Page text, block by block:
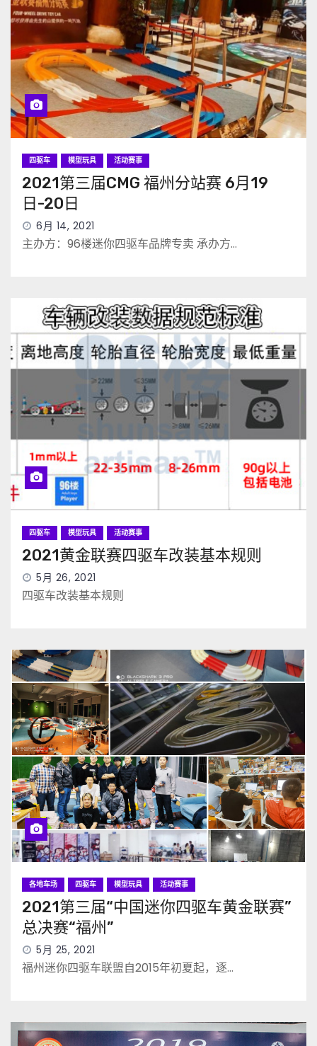
四驱车 模型玩具 活动赛事
2021第三届CMG 福州分站赛 6月19
日-20日
6月 14, 2021
主办方：96楼迷你四驱车品牌专卖 承办方…
四驱车 模型玩具 活动赛事
2021黄金联赛四驱车改装基本规则
5月 26, 2021
四驱车改装基本规则
各地车场 四驱车 模型玩具 活动赛事
2021第三届“中国迷你四驱车黄金联赛”
总决赛“福州”
5月 25, 2021
福州迷你四驱车联盟自2015年初夏起，逐…